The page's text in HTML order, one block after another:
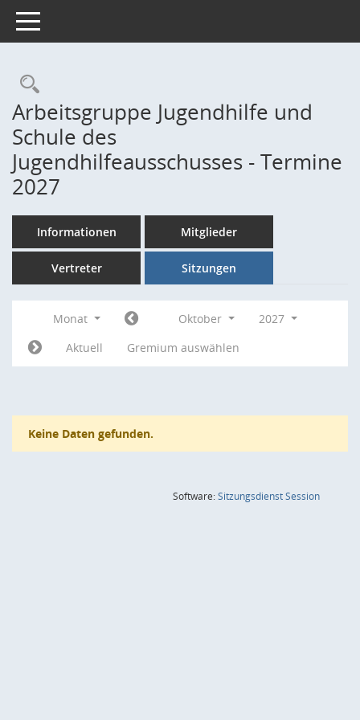
Toggle navigation
Rechercheauswahl
Arbeitsgruppe Jugendhilfe und
Schule des
Jugendhilfeausschusses - Termine
2027
Informationen Mitglieder
Vertreter Sitzungen
Monat Oktober
2027
Aktuell
Gremium auswählen
Keine Daten gefunden.
Software:SitzungsdienstSession(Wird in